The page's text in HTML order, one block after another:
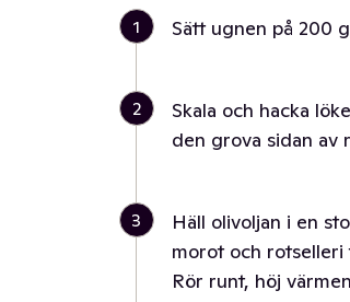
1 Sätt ugnen på 200
2
Skala och hacka
den grova sidan av
3
Häll olivoljan i en
morot och rotselleri
Rör runt, höj